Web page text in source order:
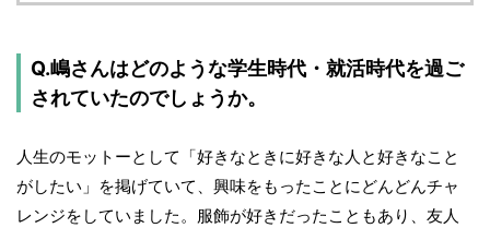
Q.嶋さんはどのような学生時代・就活時代を過ご
されていたのでしょうか。
人生のモットーとして「好きなときに好きな人と好きなこと
がしたい」を掲げていて、興味をもったことにどんどんチャ
レンジをしていました。服飾が好きだったこともあり、友人